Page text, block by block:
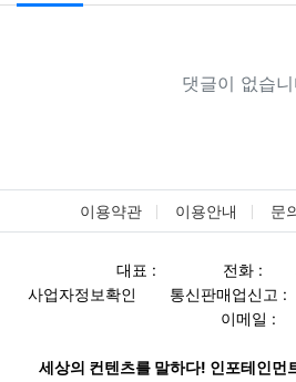
댓글이 없습
이용약관 이용안내 문
대표 : 전화 :
사업자정보확인
통신판매업신고 :
이메일 :
세상의 컨텐츠를 말하다! 인포테인먼